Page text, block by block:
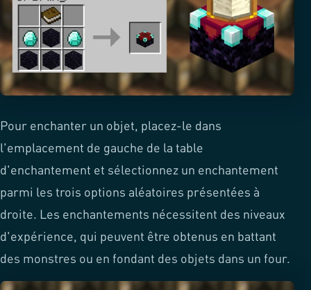
Pour enchanter un objet, placez-le dans
l'emplacement de gauche de la table
d'enchantement et sélectionnez un enchantement
parmi les trois options aléatoires présentées à
droite. Les enchantements nécessitent des niveaux
d'expérience, qui peuvent être obtenus en battant
des monstres ou en fondant des objets dans un four.